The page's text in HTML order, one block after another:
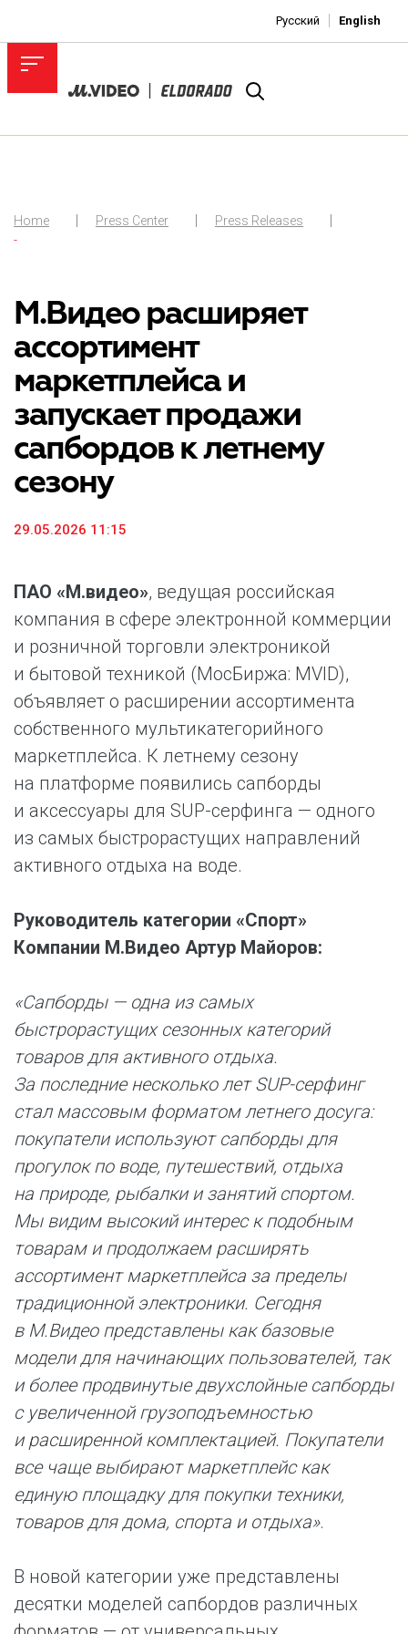
Русский English
Home Press Center
Press Releases
-
М.Видео расширяет
ассортимент
маркетплейса и
запускает продажи
сапбордов к летнему
сезону
29.05.2026 11:15
ПАО «М.видео», ведущая российская
компания в сфере электронной коммерции
и розничной торговли электроникой
и бытовой техникой (МосБиржа: MVID),
объявляет о расширении ассортимента
собственного мультикатегорийного
маркетплейса. К летнему сезону
на платформе появились сапборды
и аксессуары для SUP-серфинга — одного
из самых быстрорастущих направлений
активного отдыха на воде.
Руководитель категории «Спорт»
Компании М.Видео Артур Майоров:
«Сапборды — одна из самых
быстрорастущих сезонных категорий
товаров для активного отдыха.
За последние несколько лет SUP-серфинг
стал массовым форматом летнего досуга:
покупатели используют сапборды для
прогулок по воде, путешествий, отдыха
на природе, рыбалки и занятий спортом.
Мы видим высокий интерес к подобным
товарам и продолжаем расширять
ассортимент маркетплейса за пределы
традиционной электроники. Сегодня
в М.Видео представлены как базовые
модели для начинающих пользователей, так
и более продвинутые двухслойные сапборды
с увеличенной грузоподъемностью
и расширенной комплектацией. Покупатели
все чаще выбирают маркетплейс как
единую площадку для покупки техники,
товаров для дома, спорта и отдыха».
В новой категории уже представлены
десятки моделей сапбордов различных